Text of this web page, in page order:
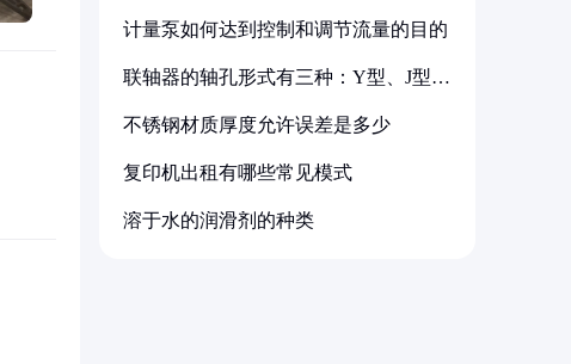
计量泵如何达到控制和调节流量的目的
联轴器的轴孔形式有三种：Y型、J型、
不锈钢材质厚度允许误差是多少
复印机出租有哪些常见模式
溶于水的润滑剂的种类